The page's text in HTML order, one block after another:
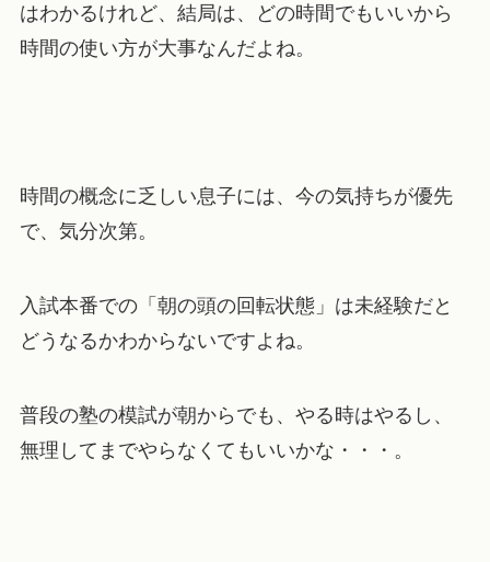
はわかるけれど、結局は、どの時間でもいいから
時間の使い方が大事なんだよね。
時間の概念に乏しい息子には、今の気持ちが優先
で、気分次第。
入試本番での「朝の頭の回転状態」は未経験だと
どうなるかわからないですよね。
普段の塾の模試が朝からでも、やる時はやるし、
無理してまでやらなくてもいいかな・・・。